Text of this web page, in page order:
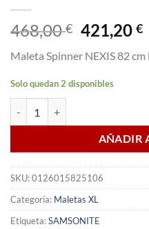
468,00€ El
precio
original
era:
468,00 €.
421,20€El
Maleta Spinner NEXIS 82
Solo quedan 2 disponibles
AÑADIR
SKU:0126015825106
Categoría: Maletas XL
Etiqueta:SAMSONITE